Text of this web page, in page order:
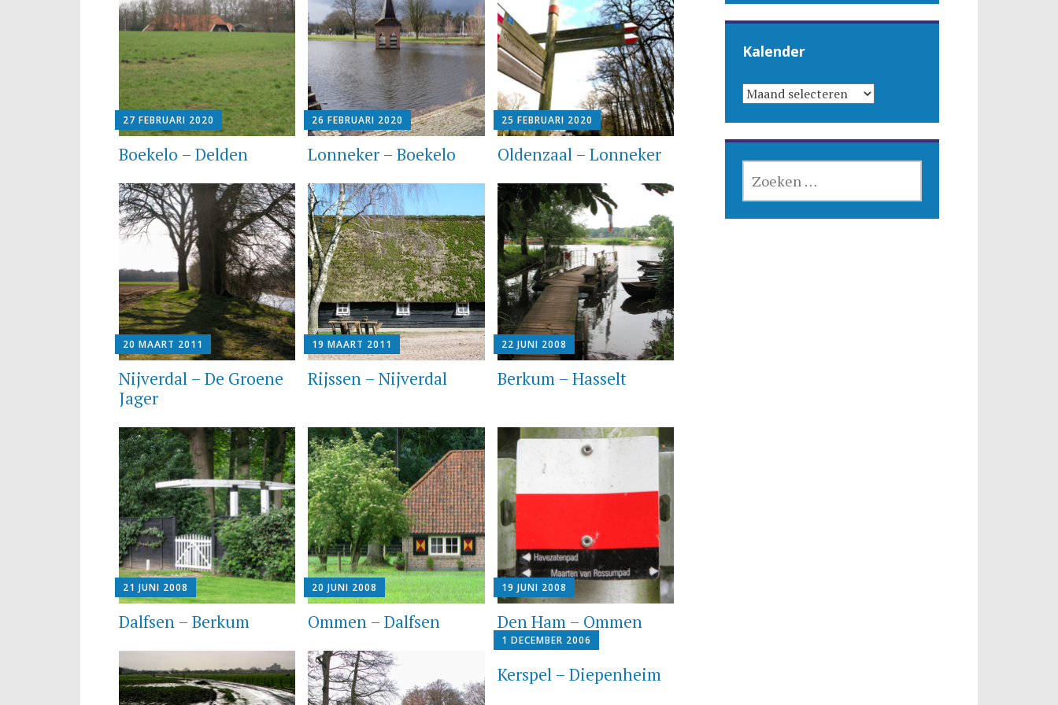
27 FEBRUARI 2020
Boekelo – Delden
26 FEBRUARI 2020
Lonneker – Boekelo
25 FEBRUARI 2020
Oldenzaal – Lonneker
20 MAART 2011
Nijverdal – De Groene
Jager
19 MAART 2011
Rijssen – Nijverdal
22 JUNI 2008
Berkum – Hasselt
21 JUNI 2008
Dalfsen – Berkum
20 JUNI 2008
Ommen – Dalfsen
19 JUNI 2008
Den Ham – Ommen
1 DECEMBER 2006
Kerspel – Diepenheim
Kalender
KALENDER
NAAR: